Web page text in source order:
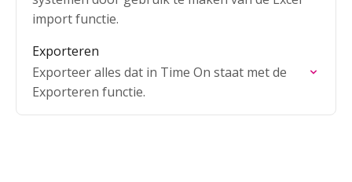
import functie.
Exporteren
Exporteer alles dat in Time On staat met de
Exporteren functie.